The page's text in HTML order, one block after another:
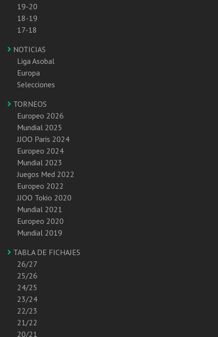
19-20
18-19
17-18
NOTICIAS
Liga Asobal
Europa
Selecciones
TORNEOS
Europeo 2026
Mundial 2025
JJOO Paris 2024
Europeo 2024
Mundial 2023
Juegos Med 2022
Europeo 2022
JJOO Tokio 2020
Mundial 2021
Europeo 2020
Mundial 2019
TABLA DE FICHAJES
26/27
25/26
24/25
23/24
22/23
21/22
20/21